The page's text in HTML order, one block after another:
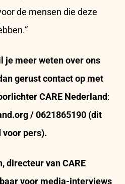
de mensen die deze
je meer weten over ons
gerust contact op met
CARE Nederland:
/ 0621865190 (dit
pers).
directeur van CARE
voor media-interviews